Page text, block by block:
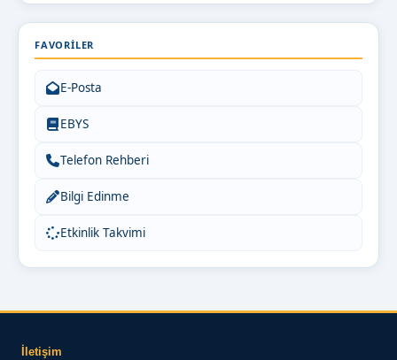
FAVORILER
E-Posta
EBYS
Telefon Rehberi
Bilgi Edinme
Etkinlik Takvimi
İletişim